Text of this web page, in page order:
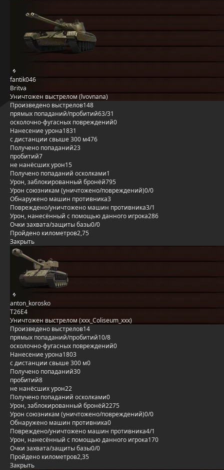
fantik046
Britva
Уничтожен выстрелом (lvovnana)
Произведено выстрелов148
прямых попаданий/пробитий63/31
осколочно-фугасных повреждений0
Нанесение урона1831
с дистанции свыше 300 м476
Получено попаданий23
пробитий7
не нанёсших урон15
Получено попаданий осколками1
Урон, заблокированный бронёй795
Урон союзникам (уничтожено/повреждений)0/0
Обнаружено машин противника3
Повреждено/уничтожено машин противника3/1
Урон, нанесённый с помощью данного игрока286
Очки захвата/защиты базы0/0
Пройдено километров2,75
Закрыть
anton_korosko
T26E4
Уничтожен выстрелом (xxx_Coliseum_xxx)
Произведено выстрелов14
прямых попаданий/пробитий10/8
осколочно-фугасных повреждений0
Нанесение урона1803
с дистанции свыше 300 м0
Получено попаданий30
пробитий8
не нанёсших урон22
Получено попаданий осколками0
Урон, заблокированный бронёй2275
Урон союзникам (уничтожено/повреждений)0/0
Обнаружено машин противника0
Повреждено/уничтожено машин противника4/1
Урон, нанесённый с помощью данного игрока170
Очки захвата/защиты базы0/0
Пройдено километров2,35
Закрыть